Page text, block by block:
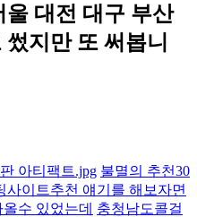
대전 대구 부산
지만 또 써봅니
아티팩트.jpg 불멸의 추천30
사이트추천 얘기를 해보자면
수 있었는데 충청남도콜걸